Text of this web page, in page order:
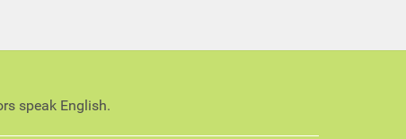
speak English.